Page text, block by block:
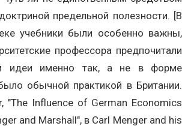
предельной полезности. [В
учебники были особенно важны,
профессора предпочитали
идеи именно так, а не в форме
обычной практикой в Британии.
"The Influence of German Economics
and Marshall", в Carl Menger and his